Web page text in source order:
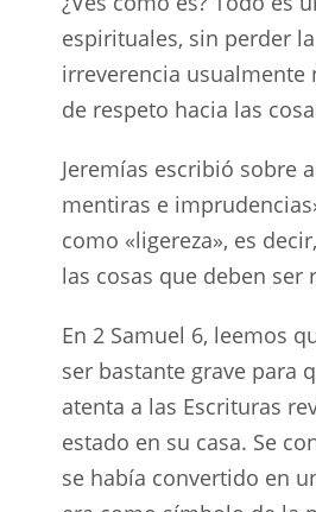
espirituales, sin perder
irreverencia usualmente
de respeto hacia las
Jeremías escribió sobre
mentiras e
como «ligereza», es
las cosas que deben ser
En 2 Samuel 6, leemos
ser bastante grave para
atenta a las Escrituras
estado en su casa. Se
se había convertido en